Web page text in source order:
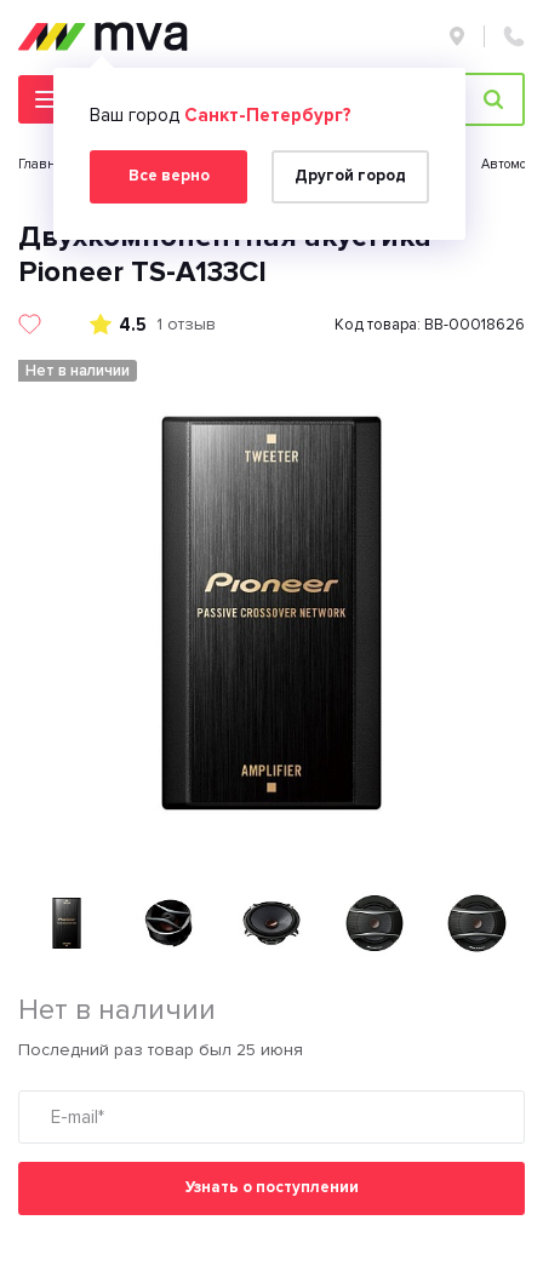
Ваш город Санкт-Петербург?
Все верно Другой город
Главная страница
Двухкомпонентная акустика
Pioneer TS-A133СI
4.5 1 отзыв Код товара: BB-00018626
Нет в наличии
Нет в наличии
Последний раз товар был 25 июня
Узнать о поступлении